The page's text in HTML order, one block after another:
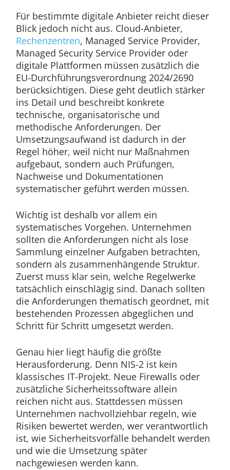
Für bestimmte digitale Anbieter reicht dieser
Blick jedoch nicht aus. Cloud-Anbieter,
Rechenzentren, Managed Service Provider,
Managed Security Service Provider oder
digitale Plattformen müssen zusätzlich die
EU-Durchführungsverordnung 2024/2690
berücksichtigen. Diese geht deutlich stärker
ins Detail und beschreibt konkrete
technische, organisatorische und
methodische Anforderungen. Der
Umsetzungsaufwand ist dadurch in der
Regel höher, weil nicht nur Maßnahmen
aufgebaut, sondern auch Prüfungen,
Nachweise und Dokumentationen
systematischer geführt werden müssen.
Wichtig ist deshalb vor allem ein
systematisches Vorgehen. Unternehmen
sollten die Anforderungen nicht als lose
Sammlung einzelner Aufgaben betrachten,
sondern als zusammenhängende Struktur.
Zuerst muss klar sein, welche Regelwerke
tatsächlich einschlägig sind. Danach sollten
die Anforderungen thematisch geordnet, mit
bestehenden Prozessen abgeglichen und
Schritt für Schritt umgesetzt werden.
Genau hier liegt häufig die größte
Herausforderung. Denn NIS-2 ist kein
klassisches IT-Projekt. Neue Firewalls oder
zusätzliche Sicherheitssoftware allein
reichen nicht aus. Stattdessen müssen
Unternehmen nachvollziehbar regeln, wie
Risiken bewertet werden, wer verantwortlich
ist, wie Sicherheitsvorfälle behandelt werden
und wie die Umsetzung später
nachgewiesen werden kann.